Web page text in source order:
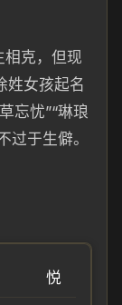
相克，但现
姓女孩起名
忘忧”“琳琅
过于生僻。
悦